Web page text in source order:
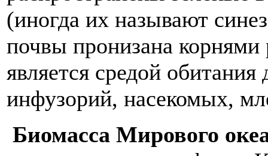
(иногда их называют
почвы пронизана
является средой
инфузорий, насекомых,
Биомасса Мирового